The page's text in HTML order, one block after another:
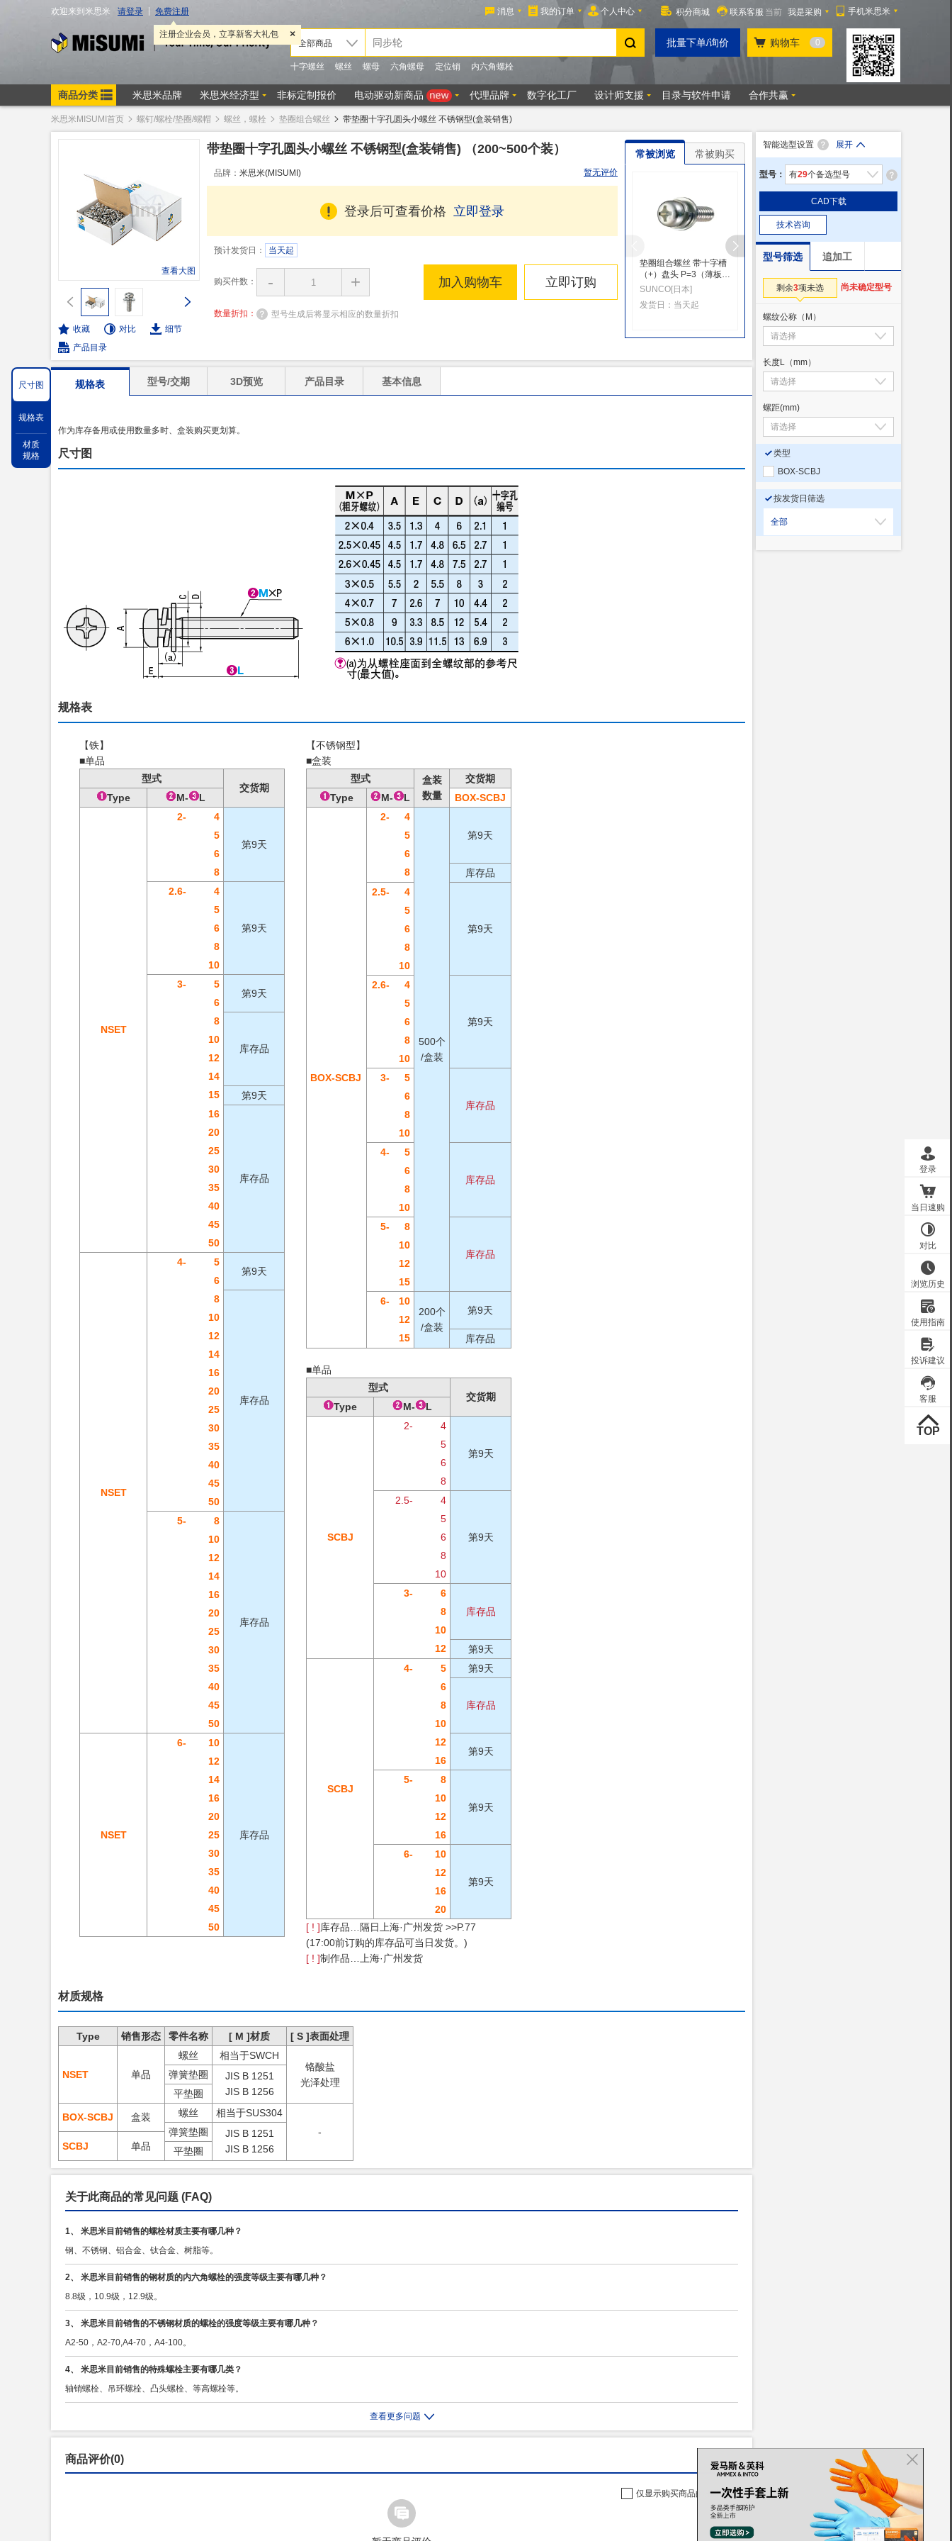
米思米MISUMI首页 螺钉/螺栓/垫圈/螺帽 螺丝，螺栓 垫圈组合螺丝 带垫圈十字孔圆头小螺丝 不锈钢型(盒装销售)
查看大图
收藏 对比
细节
产品目录
带垫圈十字孔圆头小螺丝 不锈钢型(盒装销售) （200~500个装）
品牌： 米思米(MISUMI) 暂无评价
登录后可查看价格 立即登录
预计发货日： 当天起
购买件数： - +
数量折扣： 型号生成后将显示相应的数量折扣
加入购物车 立即订购
常被浏览 常被购买
垫圈组合螺丝 带十字槽
（+）盘头 P=3（薄板
用）（SW+JIS W嵌
SUNCO[日本]
发货日：当天起
带垫圈十字孔圆头小螺
米思米(MISUMI)
发货日：当天起
米思米(MISUMI)
规格表 型号/交期 3D预览 产品目录 基本信息
作为库存备用或使用数量多时、盒装购买更划算。
尺寸图
规格表
【铁】
■单品
型式
交货期
Type
M- L
NSET
2- 4
第9天
5
6
8
2.6-
4
第9天
5
6
8
10
3-
5
第9天
6
8
库存品
10
12
14
15
第9天
16
库存品
20
25
30
35
40
45
50
NSET
4-
5
第9天
6
8
库存品
10
12
14
16
20
25
30
35
40
45
50
5-
8
库存品
10
12
14
16
20
25
30
35
40
45
50
NSET
6- 10
库存品
12
14
16
20
25
30
35
40
45
50
【不锈钢型】
■盒装
型式
盒装
数量
交货期
Type
M- L BOX-SCBJ
BOX-SCBJ
2- 4
500个
/盒装
第9天
5
6
8
库存品
2.5-
4
第9天
5
6
8
10
2.6-
4
第9天
5
6
8
10
3-
5
库存品
6
8
10
4-
5
库存品
6
8
10
5-
8
库存品
10
12
15
6-
10
200个
/盒装
第9天
12
15
库存品
■单品
型式
交货期
Type
M- L
SCBJ
2- 4
第9天
5
6
8
2.5-
4
第9天
5
6
8
10
3-
6
库存品
8
10
12
第9天
SCBJ
4- 5
第9天
6
库存品
8
10
12
第9天
16
5-
8
第9天
10
12
16
6-
10
第9天
12
16
20
[ ! ]库存品…隔日上海·广州发货 >>P.77
(17:00前订购的库存品可当日发货。)
[ ! ]制作品…上海·广州发货
材质规格
Type 销售形态 零件名称 [ M ]材质 [ S ]表面处理
NSET 单品
螺丝
相当于SWCH
铬酸盐
光泽处理
弹簧垫圈
JIS B 1251
JIS B 1256
平垫圈
BOX-SCBJ 盒装 螺丝
相当于SUS304
-
弹簧垫圈
JIS B 1251
JIS B 1256
SCBJ 单品 平垫圈
尺寸图
规格表
材质
规格
关于此商品的常见问题 (FAQ)
1、 米思米目前销售的螺栓材质主要有哪几种？
钢、不锈钢、铝合金、钛合金、树脂等。
2、 米思米目前销售的钢材质的内六角螺栓的强度等级主要有哪几种？
8.8级，10.9级，12.9级。
3、 米思米目前销售的不锈钢材质的螺栓的强度等级主要有哪几种？
A2-50，A2-70,A4-70，A4-100。
4、 米思米目前销售的特殊螺栓主要有哪几类？
轴销螺栓、吊环螺栓、凸头螺栓、等高螺栓等。
查看更多问题
商品评价(0)
仅显示购买商品的用户评价
智能选型设置 展开
型号： 有29个备选型号
CAD下载
技术咨询
型号筛选 追加工
剩余3项未选 尚未确定型号
螺纹公称（M）
长度L（mm）
螺距(mm)
类型
BOX-SCBJ
按发货日筛选
全部